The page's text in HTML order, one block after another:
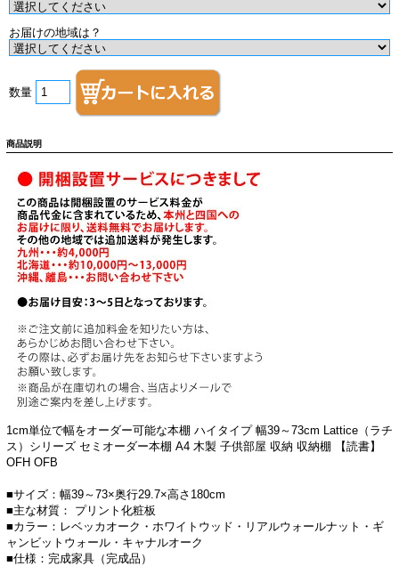
お届けの地域は？
数量
商品説明
1cm単位で幅をオーダー可能な本棚 ハイタイプ 幅39～73cm Lattice（ラチ
ス）シリーズ セミオーダー本棚 A4 木製 子供部屋 収納 収納棚 【読書】
OFH OFB
■サイズ：幅39～73×奥行29.7×高さ180cm
■主な材質： プリント化粧板
■カラー：レベッカオーク・ホワイトウッド・リアルウォールナット・ギ
ャンビットウォール・キャナルオーク
■仕様：完成家具（完成品）